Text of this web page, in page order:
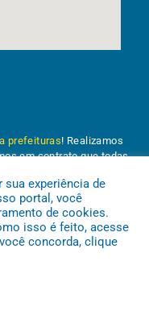
prefeituras! Realizamos
em contrato que todas
Pública
experiência de
portal, você
de cookies.
isso é feito, acesse
concorda, clique